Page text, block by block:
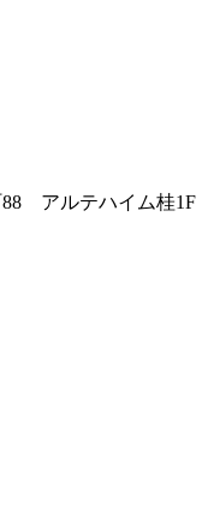
88 アルテハイム桂1F